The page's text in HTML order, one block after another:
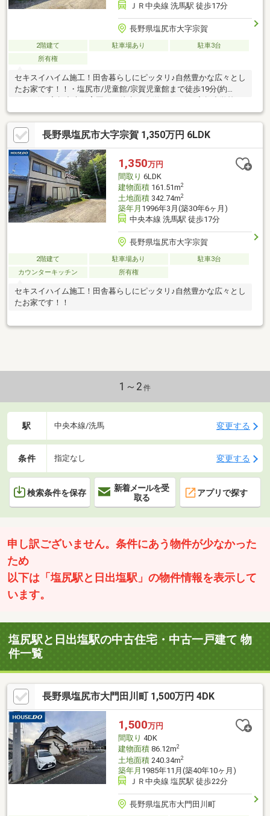
ＪＲ中央線 洗馬駅 徒歩17分
長野県塩尻市大字宗賀
2階建て 駐車場あり
駐車3台
所有権
セキスイハイム施工！田舎暮らしにピッタリ♪自然豊かな広々とし
たお家です！！・塩尻市/児童館/宗賀児童館まで徒歩19分(約
で徒歩22分(約1750m)・洗馬郵便局まで徒歩29分(約2250m)
長野県塩尻市大字宗賀 1,350万円 6LDK
1,350万円
間取り 6LDK
建物面積161.51m2
土地面積342.74m2
築年月 1996年3月(築30年6ヶ月)
中央本線 洗馬駅 徒歩17分
長野県塩尻市大字宗賀
2階建て 駐車場あり
駐車3台
カウンターキッチン
所有権
セキスイハイム施工！田舎暮らしにピッタリ♪自然豊かな広々とし
たお家です！！
1～2 件
駅 中央本線/洗馬 変更する
条件 指定なし 変更する
検索条件を保存
新着メールを受
取る
アプリで探す
申し訳ございません。条件にあう物件が少なかった
ため
以下は「塩尻駅と日出塩駅」の物件情報を表示して
います。
塩尻駅と日出塩駅の中古住宅・中古一戸建て 物
件一覧
長野県塩尻市大門田川町 1,500万円 4DK
1,500万円
間取り 4DK
建物面積86.12m2
土地面積240.34m2
築年月 1985年11月(築40年10ヶ月)
ＪＲ中央線 塩尻駅 徒歩22分
長野県塩尻市大門田川町